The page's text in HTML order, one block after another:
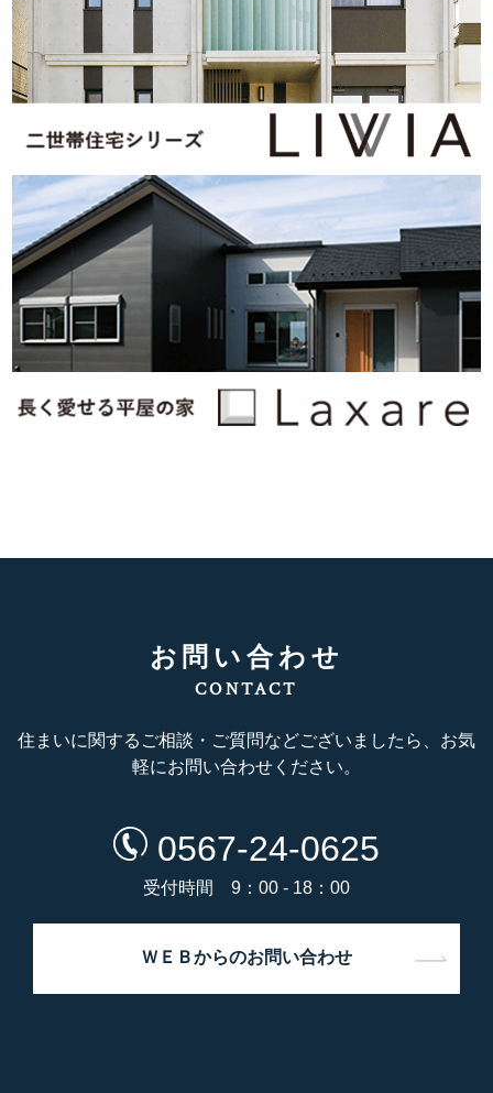
お問い合わせ
CONTACT
住まいに関するご相談・ご質問などございましたら、お気
軽にお問い合わせください。
0567-24-0625
受付時間 9：00 - 18：00
ＷＥＢからのお問い合わせ